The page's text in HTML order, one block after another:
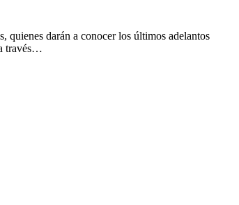
quienes darán a conocer los últimos adelantos
través…